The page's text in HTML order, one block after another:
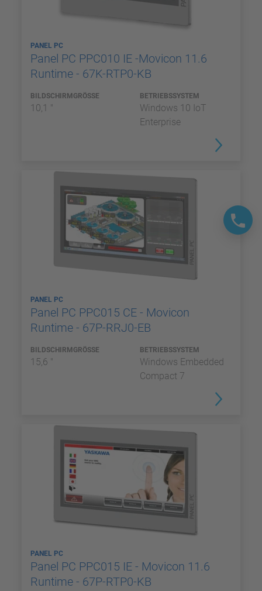
PANEL PC
Panel PC PPC010 IE -Movicon 11.6
Runtime - 67K-RTP0-KB
BILDSCHIRMGRÖSSE
10,1 "
BETRIEBSSYSTEM
Windows 10 IoT
Enterprise
PANEL PC
Panel PC PPC015 CE - Movicon
Runtime - 67P-RRJ0-EB
BILDSCHIRMGRÖSSE
15,6 "
BETRIEBSSYSTEM
Windows Embedded
Compact 7
PANEL PC
Panel PC PPC015 IE - Movicon 11.6
Runtime - 67P-RTP0-KB